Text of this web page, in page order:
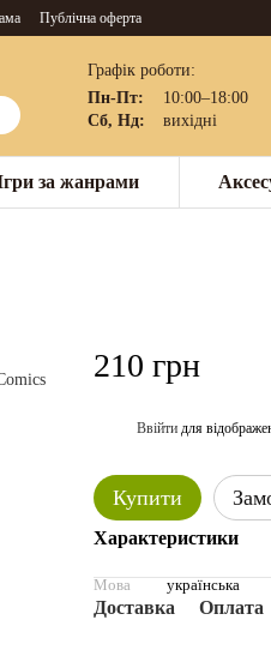
Публічна оферта
Графік роботи:
Пн-Пт:
10:00–18:00
Сб, Нд:
вихідні
за жанрами
210 грн
Ввійти для
Купити
Характеристики
Мова українська
Доставка Оплата